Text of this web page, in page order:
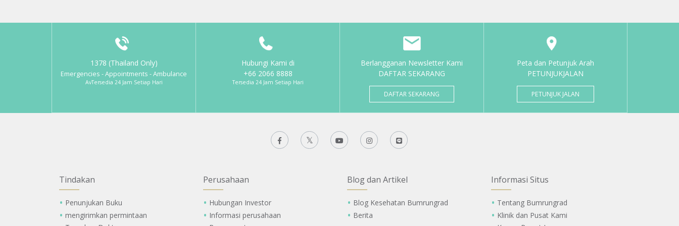
1378 (Thailand Only)
Emergencies - Appointments - Ambulance
AvTersedia 24 Jam Setiap Hari
Hubungi Kami di
+66 2066 8888
Tersedia 24 Jam Setiap Hari
Berlangganan Newsletter Kami
DAFTAR SEKARANG
DAFTAR SEKARANG
Peta dan Petunjuk Arah
PETUNJUKJALAN
PETUNJUK JALAN
Tindakan
Penunjukan Buku
mengirimkan permintaan
Perusahaan
Hubungan Investor
Informasi perusahaan
Blog dan Artikel
Blog Kesehatan Bumrungrad
Berita
Informasi Situs
Tentang Bumrungrad
Klinik dan Pusat Kami